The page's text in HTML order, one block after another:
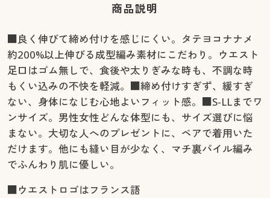
商品説明
■良く伸びて締め付けを感じにくい。タテヨコナナメ
約200%以上伸びる成型編み素材にこだわり。ウエスト
足口はゴム無しで、食後や太りぎみな時も、不調な時
もくい込みの不快を軽減。■締め付けすぎず、緩すぎ
ない、身体になじむ心地よいフィット感。■S-LLまでワ
ンサイズ。男性女性どんな体型にも、サイズ選びに悩
まない。大切な人へのプレゼントに、ペアで着用いた
だけます。他にも縫い目が少なく、マチ裏パイル編み
でふんわり肌に優しい。
■ウエストロゴはフランス語